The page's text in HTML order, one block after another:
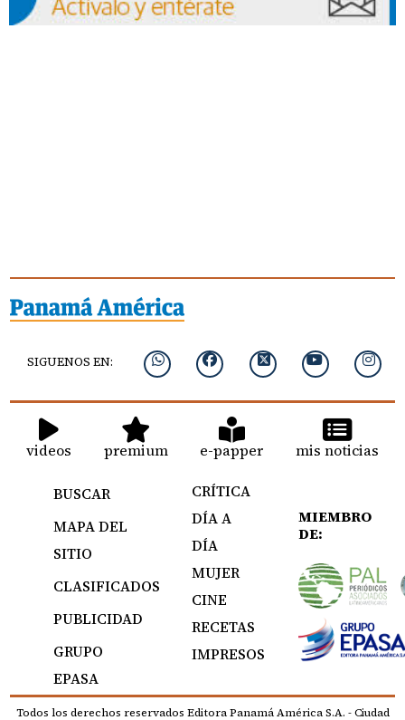
SIGUENOS EN:
videos premium e-papper mis noticias
BUSCAR
MAPA DEL
SITIO
CLASIFICADOS
PUBLICIDAD
GRUPO
EPASA
CRÍTICA
DÍA A
DÍA
MUJER
CINE
RECETAS
IMPRESOS
MIEMBRO
DE:
Todos los derechos reservados Editora Panamá América S.A. - Ciudad